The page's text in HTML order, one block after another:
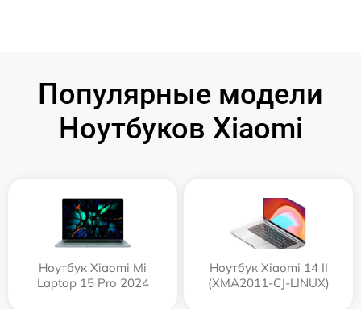
Популярные модели
Ноутбуков Xiaomi
Ноутбук Xiaomi Mi
Laptop 15 Pro 2024
Ноутбук Xiaomi 14 II
(XMA2011-CJ-LINUX)